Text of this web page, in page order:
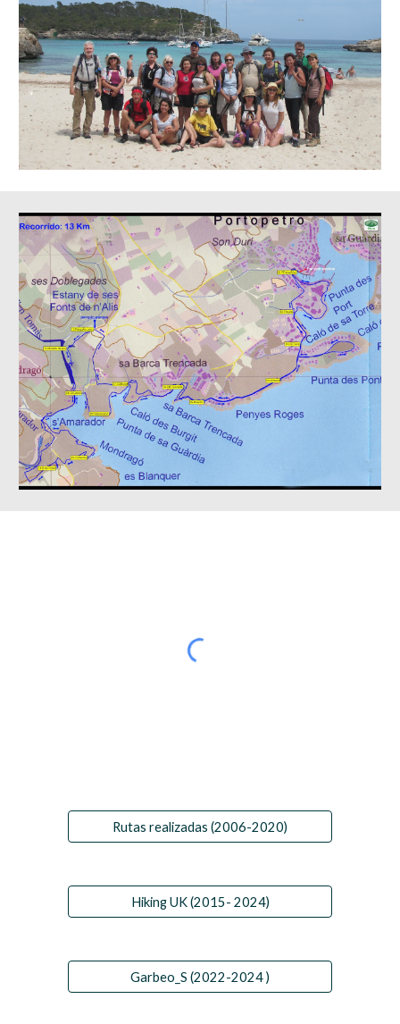
Rutas realizadas (2006-2020)
Hiking UK (2015- 2024)
Garbeo_S (2022-2024 )